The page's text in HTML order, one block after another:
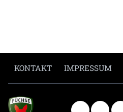
KONTAKT IMPRESSUM